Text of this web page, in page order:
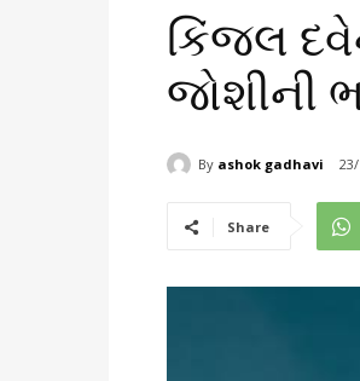
કિંજલ
જોશીની
By ashok gadhavi
Share